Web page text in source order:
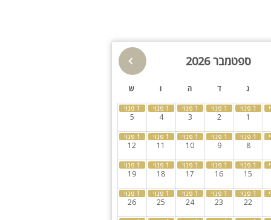
גז, טוסטר, כלים
ספטמבר 2026
ג ד ה ו ש
1
2
3
4
5
8
9
10
11
12
15
16
17
18
19
22
23
24
25
26